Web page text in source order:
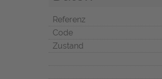
Referenz
Code
Zustand